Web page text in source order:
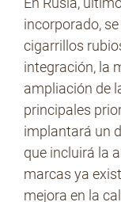
incorporado,
cigarrillos
integración, la
ampliación de
principales
implantará un
que incluirá la
marcas ya
mejora en la